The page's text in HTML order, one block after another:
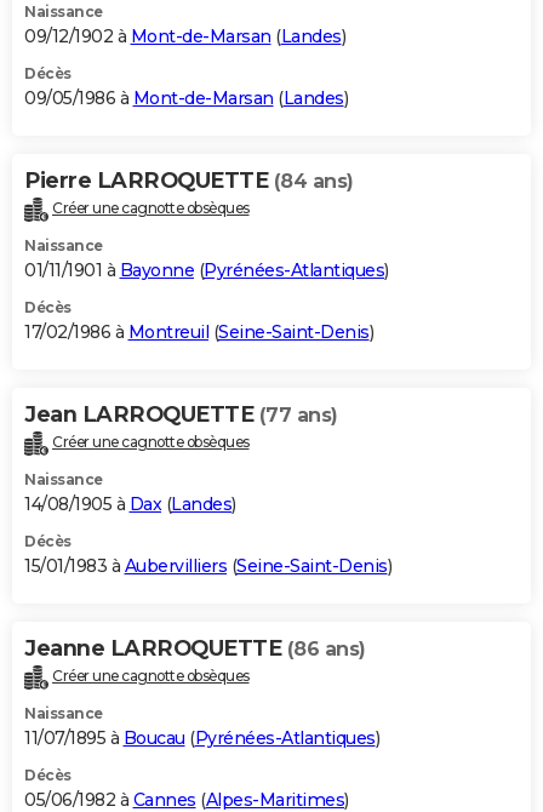
Naissance
09/12/1902 à Mont-de-Marsan (Landes)
Décès
09/05/1986 à Mont-de-Marsan (Landes)
Pierre LARROQUETTE (84 ans)
Créer une cagnotte obsèques
Naissance
01/11/1901 à Bayonne (Pyrénées-Atlantiques)
Décès
17/02/1986 à Montreuil (Seine-Saint-Denis)
Jean LARROQUETTE (77 ans)
Créer une cagnotte obsèques
Naissance
14/08/1905 à Dax(Landes)
Décès
15/01/1983 à Aubervilliers (Seine-Saint-Denis)
Jeanne LARROQUETTE (86 ans)
Créer une cagnotte obsèques
Naissance
11/07/1895 à Boucau (Pyrénées-Atlantiques)
Décès
05/06/1982 à Cannes (Alpes-Maritimes)